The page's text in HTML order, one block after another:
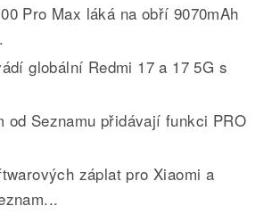
Pro Max láká na obří 9070mAh
globální Redmi 17 a 17 5G s
od Seznamu přidávají funkci PRO
záplat pro Xiaomi a